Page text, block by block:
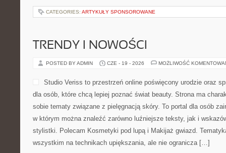
CATEGORIES: ARTYKUŁY SPONSOROWANE
TRENDY I NOWOŚCI
POSTED BY ADMIN CZE - 19 - 2026 MOŻLIWOŚĆ
Studio Veriss to przestrzeń online poświęcony urodzie oraz
dla osób, które chcą lepiej poznać świat beauty. Strona ma
sobie tematy związane z pielęgnacją skóry. To portal dla osób
w którym można znaleźć zarówno luźniejsze teksty, jak i
stylistki. Polecam Kosmetyki pod lupą i Makijaż gwiazd.
wszystkim na technikach upiększania, ale nie ogranicza […]